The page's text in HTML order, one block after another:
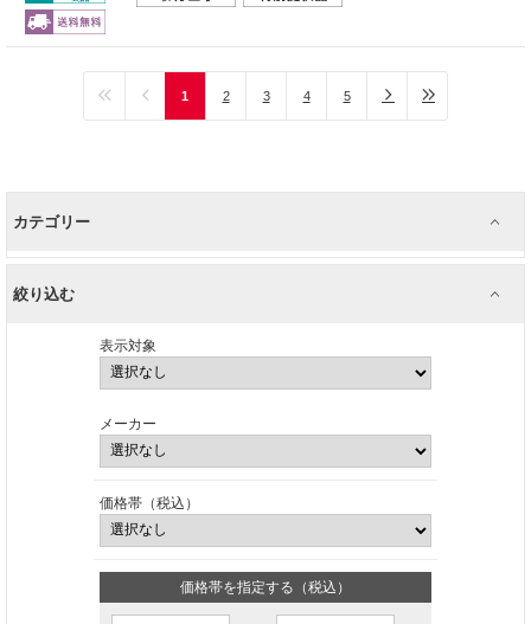
1 2 3 4 5
カテゴリー
絞り込む
表示対象
メーカー
価格帯（税込）
価格帯を指定する（税込）